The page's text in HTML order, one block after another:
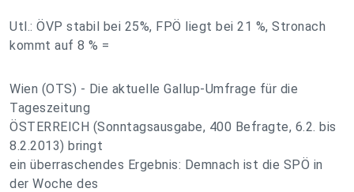
Utl.: ÖVP stabil bei 25%, FPÖ liegt bei 21 %, Stronach
kommt auf 8 % =
Wien (OTS) - Die aktuelle Gallup-Umfrage für die
Tageszeitung
ÖSTERREICH (Sonntagsausgabe, 400 Befragte, 6.2. bis
8.2.2013) bringt
ein überraschendes Ergebnis: Demnach ist die SPÖ in
der Woche des